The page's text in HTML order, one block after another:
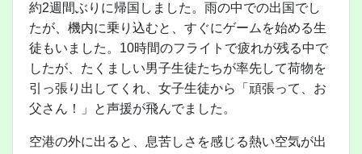
約2週間ぶりに帰国しました。雨の中での出国でし
たが、機内に乗り込むと、すぐにゲームを始める生
徒もいました。10時間のフライトで疲れが残る中で
したが、たくましい男子生徒たちが率先して荷物を
引っ張り出してくれ、女子生徒から「頑張って、お
父さん！」と声援が飛んでました。
空港の外に出ると、息苦しさを感じる熱い空気が出